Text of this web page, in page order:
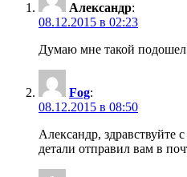
Александр:
08.12.2015 в 02:23
Думаю мне такой подошел
Fog:
08.12.2015 в 08:50
Александр, здравствуйте
детали отправил вам в